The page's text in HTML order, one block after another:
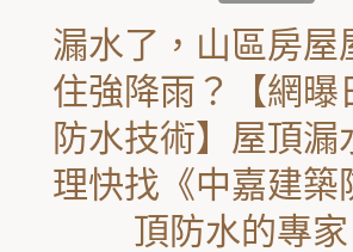
漏水了，山區房屋
住強降雨？【網曝
防水技術】屋頂漏
理快找《中嘉建築
頂防水的專